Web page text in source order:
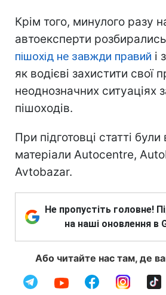
Крім того, минулого разу
автоексперти
пішохід не завжди правий і
як водієві захистити свої
неоднозначних ситуаціях
пішоходів.
При підготовці статті були
матеріали Autocentre,
Avtobazar.
Не пропустіть головне!
на наші оновлення в
Або читайте нас там, де